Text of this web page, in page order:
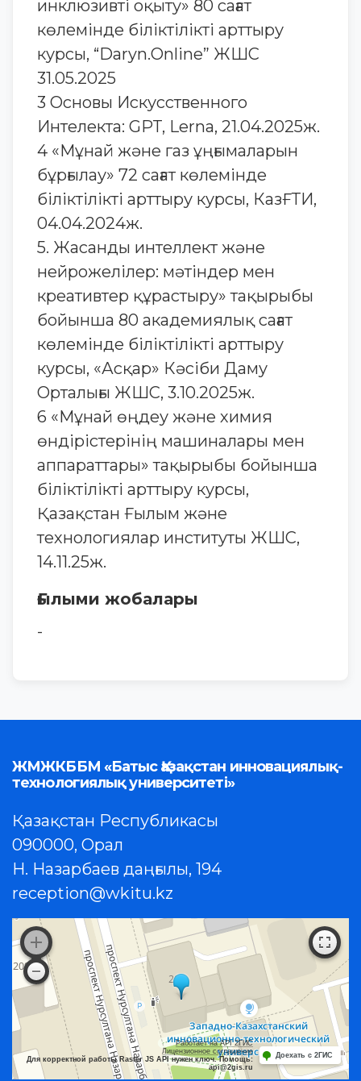
инклюзивті оқыту» 80 сағат
көлемінде біліктілікті арттыру
курсы, “Daryn.Online” ЖШС
31.05.2025
3 Основы Искусственного
Интелекта: GPT, Lerna, 21.04.2025ж.
4 «Мұнай және газ ұңғымаларын
бұрғылау» 72 сағат көлемінде
біліктілікті арттыру курсы, КазҒТИ,
04.04.2024ж.
5. Жасанды интеллект және
нейрожелілер: мәтіндер мен
креативтер құрастыру» тақырыбы
бойынша 80 академиялық сағат
көлемінде біліктілікті арттыру
курсы, «Асқар» Кәсіби Даму
Орталығы ЖШС, 3.10.2025ж.
6 «Мұнай өңдеу және химия
өндірістерінің машиналары мен
аппараттары» тақырыбы бойынша
біліктілікті арттыру курсы,
Қазақстан Ғылым және
технологиялар институты ЖШС,
14.11.25ж.
Ғылыми жобалары
-
ЖМЖКББМ «Батыс Қазақстан инновациялық-
технологиялық университеті»
Қазақстан Республикасы
090000, Орал
Н. Назарбаев даңғылы, 194
reception@wkitu.kz
Работает на API 2ГИС
Лицензионное соглашение
Для корректной работы Raster JS API нужен ключ. Помощь:
api@2gis.ru
Доехать с 2ГИС